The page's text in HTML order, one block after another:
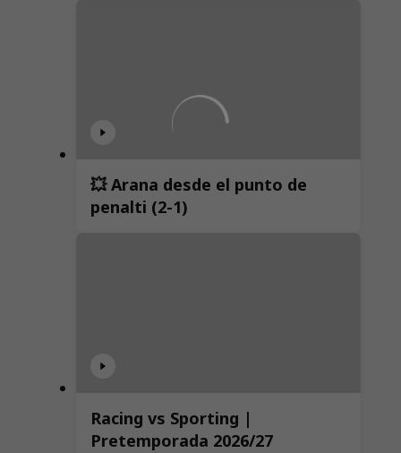
💥 Arana desde el punto de
penalti (2-1)
Racing vs Sporting |
Pretemporada 2026/27